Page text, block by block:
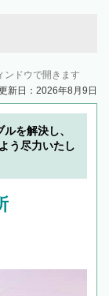
ンドウで開きます
新日：2026年8月9日
を解決し、
う尽力いたし